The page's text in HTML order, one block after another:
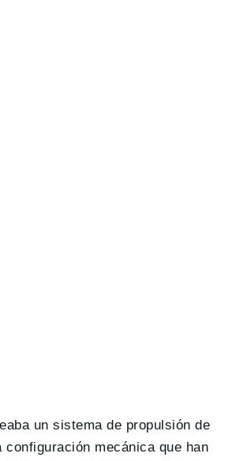
un sistema de propulsión de
mecánica que han